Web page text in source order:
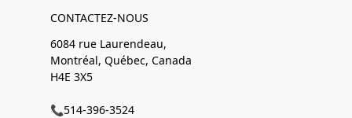
CONTACTEZ-NOUS
6084 rue Laurendeau,
Montréal, Québec, Canada
H4E 3X5
📞514-396-3524